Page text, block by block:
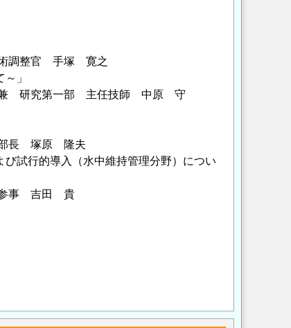
整官 手塚 寛之
」
究第一部 主任技師 中原 守
塚原 隆夫
試行的導入（水中維持管理分野）につい
事 吉田 貴